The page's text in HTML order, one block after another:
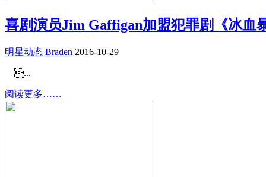
喜剧演员Jim Gaffigan加盟犯罪剧《冰血
明星动态 Braden 2016-10-29
...
阅读更多……